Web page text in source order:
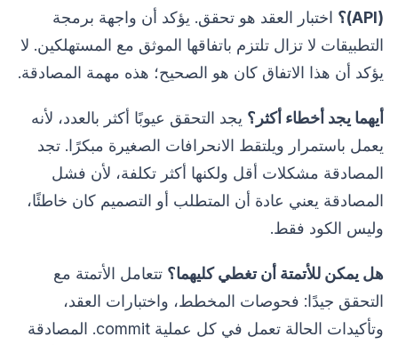
(API)؟
اختبار العقد هو تحقق. يؤكد أن واجهة برمجة
التطبيقات لا تزال تلتزم باتفاقها الموثق مع المستهلكين. لا
يؤكد أن هذا الاتفاق كان هو الصحيح؛ هذه مهمة المصادقة.
أيهما يجد أخطاء أكثر؟ يجد التحقق عيوبًا أكثر بالعدد، لأنه
يعمل باستمرار ويلتقط الانحرافات الصغيرة مبكرًا. تجد
المصادقة مشكلات أقل ولكنها أكثر تكلفة، لأن فشل
المصادقة يعني عادة أن المتطلب أو التصميم كان خاطئًا،
وليس الكود فقط.
هل يمكن للأتمتة أن تغطي كليهما؟ تتعامل الأتمتة مع
التحقق جيدًا: فحوصات المخطط، واختبارات العقد،
وتأكيدات الحالة تعمل في كل عملية commit. المصادقة